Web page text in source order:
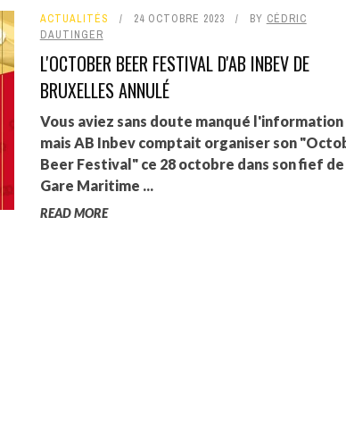
HÉLÈNE
AGALMA
FLORENCE
ACTUALITÉS 24 OCTOBRE 2023 BY CÉDRIC
DAUTINGER
L'OCTOBER BEER FESTIVAL D'AB INBEV DE
BRUXELLES ANNULÉ
Vous aviez sans doute manqué l'information
mais AB Inbev comptait organiser son
Beer Festival" ce 28 octobre dans son fief de
Gare Maritime ...
READ MORE